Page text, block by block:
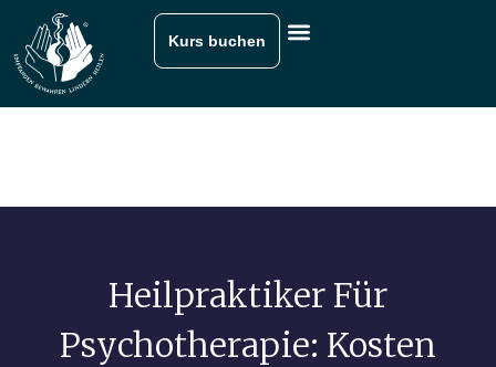
Kurs buchen
Heilpraktiker Für
Psychotherapie: Kosten